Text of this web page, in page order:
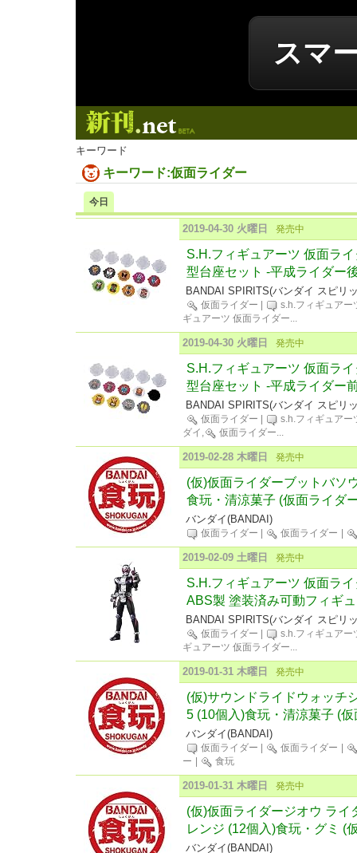
スマ
キーワード
キーワード:仮面ライダー
今日
2019-04-30 火曜日 発売中
S.H.フィギュアーツ 仮面ラ
型台座セット -平成ライダー
BANDAI SPIRITS(バンダイ スピリ
仮面ライダー
s.h.フィギュアー
ギュアーツ 仮面ライダー...
2019-04-30 火曜日 発売中
S.H.フィギュアーツ 仮面ラ
型台座セット -平成ライダー
BANDAI SPIRITS(バンダイ スピリ
仮面ライダー
s.h.フィギュアー
ダイ,
仮面ライダー...
2019-02-28 木曜日 発売中
(仮)仮面ライダーブットバソ
食玩・清涼菓子 (仮面ライダ
バンダイ(BANDAI)
仮面ライダー 仮面ライダー
2019-02-09 土曜日 発売中
S.H.フィギュアーツ 仮面ラ
ABS製 塗装済み可動フィギ
BANDAI SPIRITS(バンダイ スピリ
仮面ライダー
s.h.フィギュアー
ギュアーツ 仮面ライダー...
2019-01-31 木曜日 発売中
(仮)サウンドライドウォッチ
5 (10個入)食玩・清涼菓子 (
バンダイ(BANDAI)
仮面ライダー 仮面ライダー
ー
食玩
2019-01-31 木曜日 発売中
(仮)仮面ライダージオウ ラ
レンジ (12個入)食玩・グミ (
バンダイ(BANDAI)